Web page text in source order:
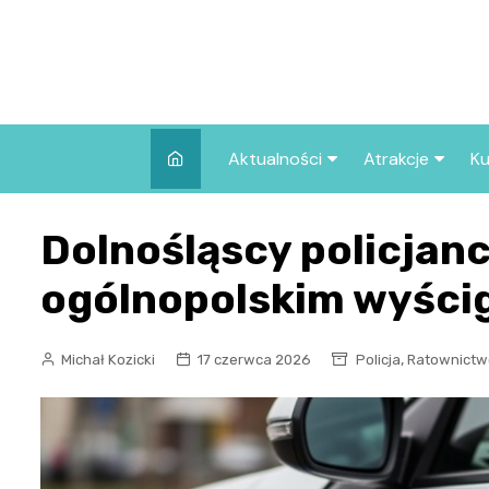
Aktualności
Wszystkie wpisy
Atrakcje
we Wrocławiu
Co warto
Wrocławiu?
Dolnośląscy
ogólnopolskim
Michał Kozicki 17 czerwca 2026 Policja,